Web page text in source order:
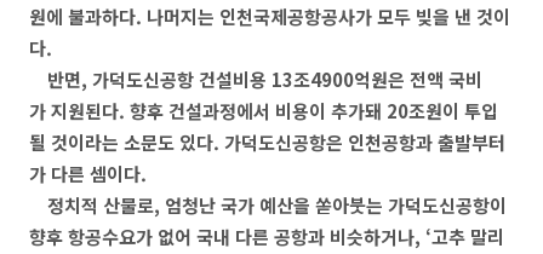
원에 불과하다. 나머지는 인천국제공항공사가 모두 빚을 낸 것이
다.
반면, 가덕도신공항 건설비용 13조4900억원은 전액 국비
가 지원된다. 향후 건설과정에서 비용이 추가돼 20조원이 투입
될 것이라는 소문도 있다. 가덕도신공항은 인천공항과 출발부터
가 다른 셈이다.
정치적 산물로, 엄청난 국가 예산을 쏟아붓는 가덕도신공항이
향후 항공수요가 없어 국내 다른 공항과 비슷하거나, ‘고추 말리